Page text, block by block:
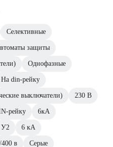
Селективные
защиты
Однофазные
На din-рейку
выключатели) 230 В
рейку 6кА
У2 6 кА
в Серые